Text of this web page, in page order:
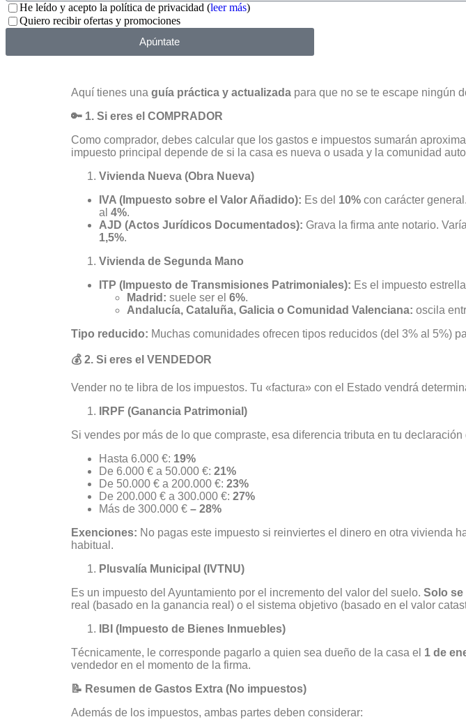
He leído y acepto la política de privacidad (leer más)
Quiero recibir ofertas y promociones
Apúntate
Aquí tienes una guía práctica y actualizada para que no se te escape ningún
🔑 1. Si eres el COMPRADOR
Como comprador, debes calcular que los gastos e impuestos sumarán
impuesto principal depende de si la casa es nueva o usada y la comunidad
Vivienda Nueva (Obra Nueva)
IVA (Impuesto sobre el Valor Añadido): Es del 10% con carácter
al 4%.
AJD (Actos Jurídicos Documentados): Grava la firma ante notario.
1,5%.
Vivienda de Segunda Mano
ITP (Impuesto de Transmisiones Patrimoniales): Es el impuesto
Madrid: suele ser el 6%.
Andalucía, Cataluña, Galicia o Comunidad Valenciana: oscila
Tipo reducido: Muchas comunidades ofrecen tipos reducidos (del 3% al 5%)
💰 2. Si eres el VENDEDOR
Vender no te libra de los impuestos. Tu «factura» con el Estado vendrá
IRPF (Ganancia Patrimonial)
Si vendes por más de lo que compraste, esa diferencia tributa en tu
Hasta 6.000 €: 19%
De 6.000 € a 50.000 €: 21%
De 50.000 € a 200.000 €: 23%
De 200.000 € a 300.000 €: 27%
Más de 300.000 € – 28%
Exenciones: No pagas este impuesto si reinviertes el dinero en otra vivienda
habitual.
Plusvalía Municipal (IVTNU)
Es un impuesto del Ayuntamiento por el incremento del valor del suelo. Solo se
real (basado en la ganancia real) o el sistema objetivo (basado en el valor
IBI (Impuesto de Bienes Inmuebles)
Técnicamente, le corresponde pagarlo a quien sea dueño de la casa el 1 de
vendedor en el momento de la firma.
📝 Resumen de Gastos Extra (No impuestos)
Además de los impuestos, ambas partes deben considerar: